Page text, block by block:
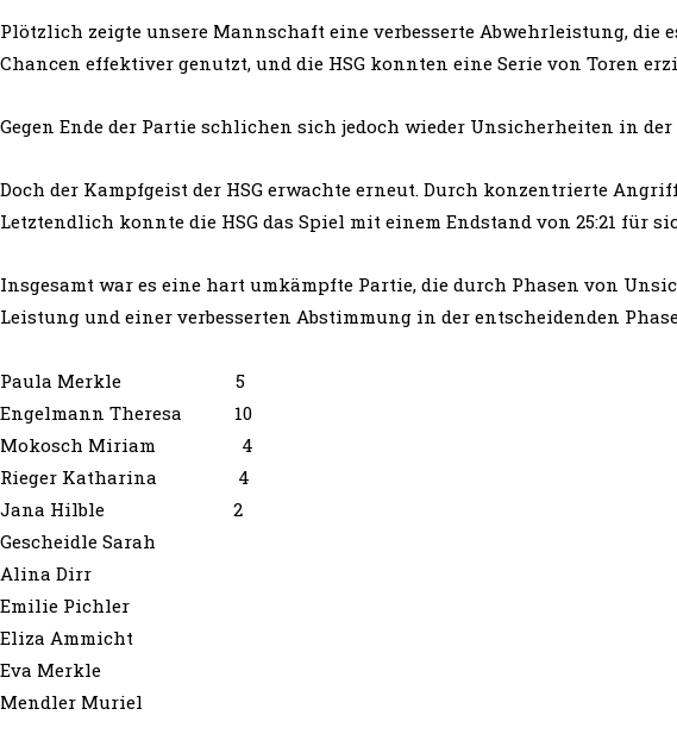
Plötzlich zeigte unsere Mannschaft eine verbesserte Abwehrleistung,
Chancen effektiver genutzt, und die HSG konnten eine Serie von Toren
Gegen Ende der Partie schlichen sich jedoch wieder Unsicherheiten in
Doch der Kampfgeist der HSG erwachte erneut. Durch konzentrierte
Letztendlich konnte die HSG das Spiel mit einem Endstand von 25:21 für
Insgesamt war es eine hart umkämpfte Partie, die durch Phasen von
Leistung und einer verbesserten Abstimmung in der entscheidenden
Paula Merkle 5
Engelmann Theresa 10
Mokosch Miriam 4
Rieger Katharina 4
Jana Hilble 2
Gescheidle Sarah
Alina Dirr
Emilie Pichler
Eliza Ammicht
Eva Merkle
Mendler Muriel